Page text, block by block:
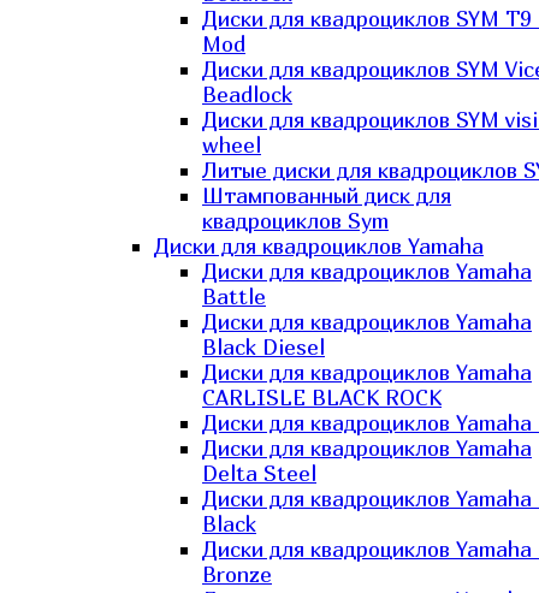
Диски для квадроциклов SYM T9
Mod
Диски для квадроциклов SYM
Beadlock
Диски для квадроциклов SYM
wheel
Литые диски для квадроциклов
Штампованный диск для
квадроциклов Sym
Диски для квадроциклов Yamaha
Диски для квадроциклов Yamaha
Battle
Диски для квадроциклов Yamaha
Black Diesel
Диски для квадроциклов Yamaha
CARLISLE BLACK ROCK
Диски для квадроциклов Yamaha
Диски для квадроциклов Yamaha
Delta Steel
Диски для квадроциклов
Black
Диски для квадроциклов
Bronze